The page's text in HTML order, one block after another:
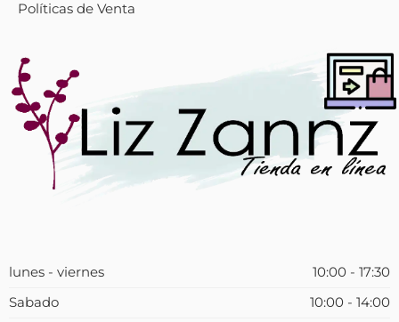
Políticas de Venta
lunes - viernes
10:00 - 17:30
Sabado
10:00 - 14:00